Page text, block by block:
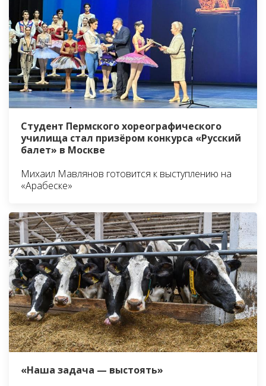
Студент Пермского хореографического
училища стал призёром конкурса «Русский
балет» в Москве
Михаил Мавлянов готовится к выступлению на
«Арабеске»
«Наша задача — выстоять»